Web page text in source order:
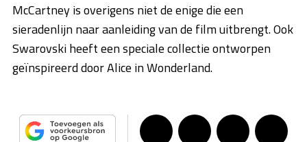
McCartney is overigens niet de enige die een
sieradenlijn naar aanleiding van de film uitbrengt. Ook
Swarovski heeft een speciale collectie ontworpen
geïnspireerd door Alice in Wonderland.